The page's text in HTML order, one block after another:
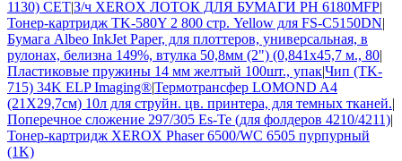
1130) CET|З/ч XEROX ЛОТОК ДЛЯ БУМАГИ PH 6180MFP|
Тонер-картридж TK-580Y 2 800 стр. Yellow для FS-C5150DN|
Бумага Albeo InkJet Paper, для плоттеров, универсальная, в
рулонах, белизна 149%, втулка 50,8мм (2") (0,841х45,7 м., 80|
Пластиковые пружины 14 мм желтый 100шт., упак|Чип (TK-
715) 34K ELP Imaging®|Термотрансфер LOMOND A4
(21X29,7см) 10л для струйн. цв. принтера, для темных тканей.|
Поперечное сложение 297/305 Es-Te (для фолдеров 4210/4211)|
Тонер-картридж XEROX Phaser 6500/WC 6505 пурпурный
(1K)